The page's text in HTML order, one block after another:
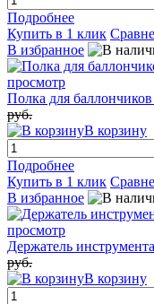
Подробнее
Купить в 1 клик
В избранное
просмотр
Полка для
руб.
В корзину
Подробнее
Купить в 1 клик
В избранное
просмотр
Держатель
руб.
В корзину